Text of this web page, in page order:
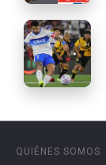
QUIÉNES SOMOS